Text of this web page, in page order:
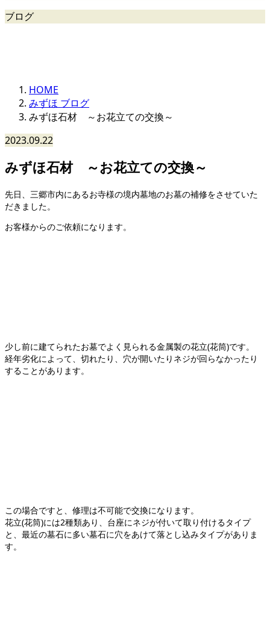
ブログ
HOME
みずほ ブログ
みずほ石材 ～お花立ての交換～
2023.09.22
みずほ石材 ～お花立ての交換～
先日、三郷市内にあるお寺様の境内墓地のお墓の補修をさせていた
だきました。
お客様からのご依頼になります。
少し前に建てられたお墓でよく見られる金属製の花立(花筒)です。
経年劣化によって、切れたり、穴が開いたりネジが回らなかったり
することがあります。
この場合ですと、修理は不可能で交換になります。
花立(花筒)には2種類あり、台座にネジが付いて取り付けるタイプ
と、最近の墓石に多い墓石に穴をあけて落とし込みタイプがありま
す。